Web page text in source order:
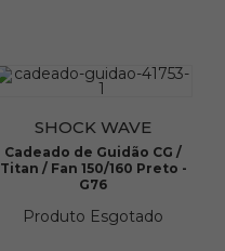
SHOCK WAVE
Cadeado de Guidão CG /
Titan / Fan 150/160 Preto -
G76
Produto Esgotado